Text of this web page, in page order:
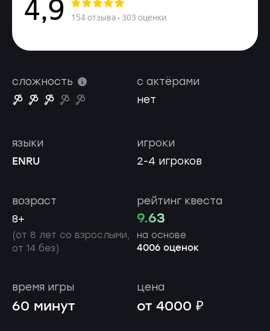
сложность
с актёрами
нет
игроки
2-4 игроков
языки
ENRU
возраст
8+
(от 8 лет со взрослыми,
от 14 без)
рейтинг квеста
9.63
на основе
4006 оценок
время игры
60 минут
цена
от 4000 ₽